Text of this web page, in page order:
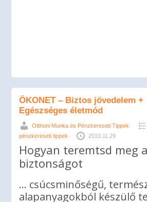
ÖKONET – Biztos jövedelem +
Egészséges életmód
Otthoni Munka és Pénzkereseti Tippek
pénzkereseti tippek
2010.11.29
Hogyan teremtsd meg
biztonságot
… csúcsminőségű,
alapanyagokból készülő